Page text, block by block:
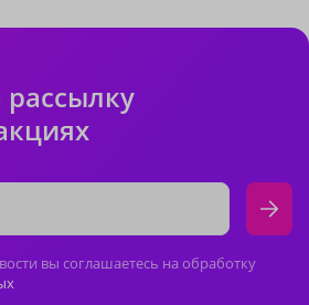
вы соглашаетесь на обработку